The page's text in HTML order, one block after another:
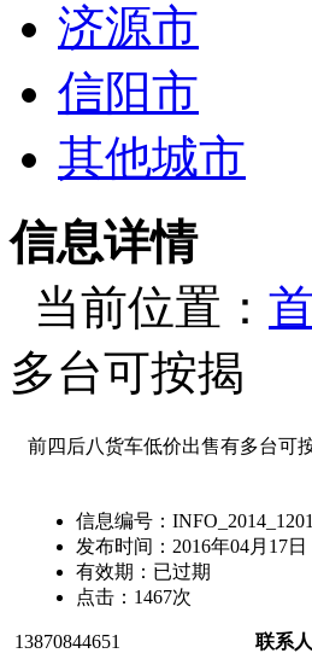
济源市
信阳市
其他城市
信息详情
当前位置：
多台可按揭
前四后八货车低价出售有多台可
信息编号： INFO_2014_1201
发布时间： 2016年04月17日
有效期： 已过期
点击： 1467次
13870844651 联系人